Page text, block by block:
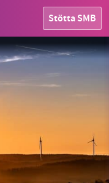
Stötta SMB
Tipsa oss